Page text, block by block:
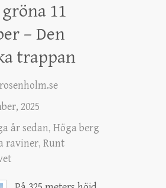
11
– Den
trappan
2025
år sedan, Höga berg
raviner, Runt